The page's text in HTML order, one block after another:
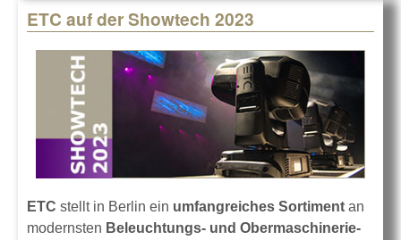
ETC auf der Showtech 2023
ETC stellt in Berlin ein umfangreiches Sortiment an
modernsten Beleuchtungs- und Obermaschinerie-